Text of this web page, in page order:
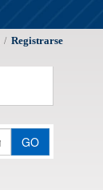
/ Registrarse
GO